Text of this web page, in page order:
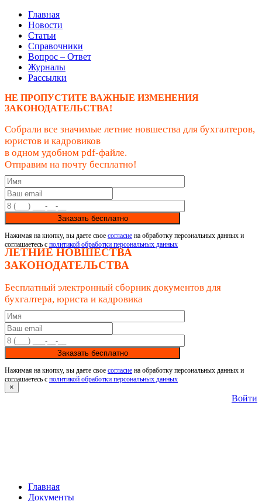
Главная
Новости
Статьи
Справочники
Вопрос – Ответ
Журналы
Рассылки
НЕ ПРОПУСТИТЕ ВАЖНЫЕ ИЗМЕНЕНИЯ
ЗАКОНОДАТЕЛЬСТВА!
Собрали все значимые летние новшества для бухгалтеров,
юристов и кадровиков
в одном удобном pdf-файле.
Отправим на почту бесплатно!
Заказать бесплатно
Нажимая на кнопку, вы даете свое согласие на обработку персональных данных и
соглашаетесь с политикой обработки персональных данных
ЛЕТНИЕ НОВШЕСТВА
ЗАКОНОДАТЕЛЬСТВА
Бесплатный электронный сборник документов для
бухгалтера, юриста и кадровика
Заказать бесплатно
Нажимая на кнопку, вы даете свое согласие на обработку персональных данных и
соглашаетесь с политикой обработки персональных данных
×
Войти
Главная
Документы